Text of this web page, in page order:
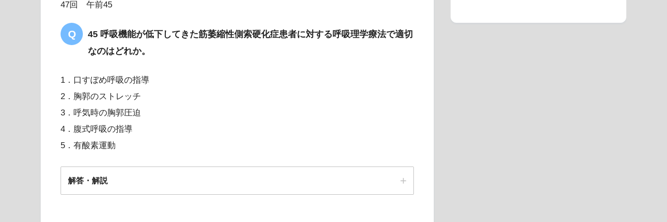
47回 午前45
45 呼吸機能が低下してきた筋萎縮性側索硬化症患者に対する呼吸理学療法で適切
なのはどれか。
1．口すぼめ呼吸の指導
2．胸郭のストレッチ
3．呼気時の胸郭圧迫
4．腹式呼吸の指導
5．有酸素運動
解答・解説